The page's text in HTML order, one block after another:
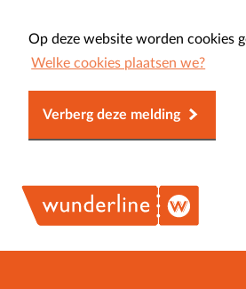
Op deze website worden cookies
Welke cookies plaatsen we?
Verberg deze melding